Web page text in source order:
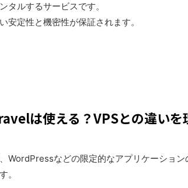
タルするサービスです。
定性と機密性が保証されます。
は使える？VPSとの違いを
WordPressなどの限定的なアプリケーショ
。